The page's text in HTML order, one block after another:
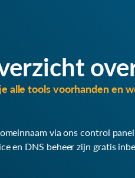
alle tools voorhanden en
via ons control
en DNS beheer zijn gratis